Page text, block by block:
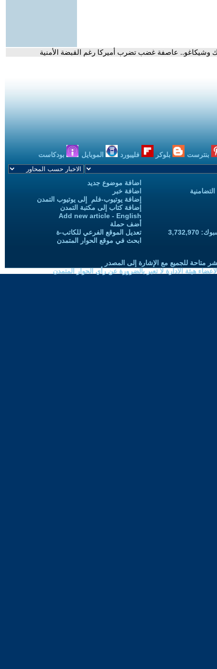
وشيكاغو.. عاصفة غضب تضرب أميركا رغم القبضة الأمنية
بنترست بلوكر فليبورد الموبايل بودكاست
اضافة موضوع جديد
اضافة خبر
إضافة يوتيوب-فلم إلى يوتيوب التمدن
إضافة كتاب إلى مكتبة التمدن
Add new article - English
أضف حملة
تعديل الموقع الفرعي للكاتب-ة
ابحث في موقع الحوار المتمدن
متاحة للجميع مع الإشارة إلى المصدر
هيئة الادارة لا تعبر بالضرورة عن رأي الحوار المتمدن